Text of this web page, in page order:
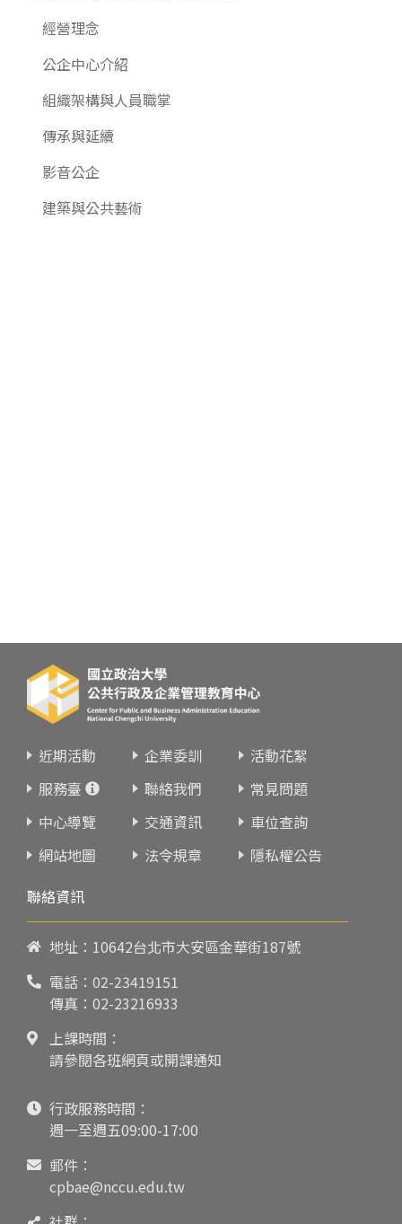
經營理念
公企中心介紹
組織架構與人員職掌
傳承與延續
影音公企
建築與公共藝術
近期活動 企業委訓
活動花絮
服務臺
聯絡我們
常見問題
中心導覽
交通資訊
車位查詢
網站地圖
法令規章
隱私權公告
聯絡資訊
地址：10642台北市大安區金華街187號
電話： 02-23419151
傳真：02-23216933
上課時間：
請參閱各班網頁或開課通知
行政服務時間：
週一至週五09:00-17:00
郵件：
cpbae@nccu.edu.tw